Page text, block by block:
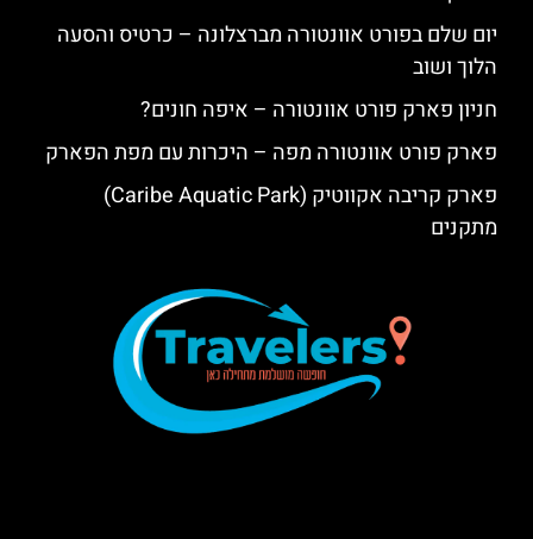
יום שלם בפורט אוונטורה מברצלונה – כרטיס והסעה
הלוך ושוב
חניון פארק פורט אוונטורה – איפה חונים?
פארק פורט אוונטורה מפה – היכרות עם מפת הפארק
פארק קריבה אקווטיק (Caribe Aquatic Park)
מתקנים